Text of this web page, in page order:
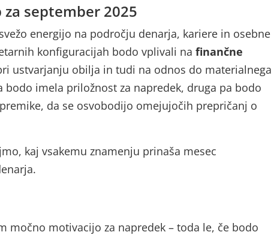
september 2025
energijo na področju denarja, kariere in osebne
konfiguracijah bodo vplivali na finančne
ustvarjanju obilja in tudi na odnos do materialnega
bodo imela priložnost za napredek, druga pa bodo
da se osvobodijo omejujočih prepričanj o
kaj vsakemu znamenju prinaša mesec
močno motivacijo za napredek – toda le, če bodo